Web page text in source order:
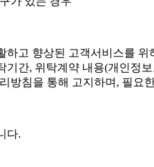
고 향상된 고객서비스를
간, 위탁계약 내용(개인정
방침을 통해 고지하며, 필요
다.